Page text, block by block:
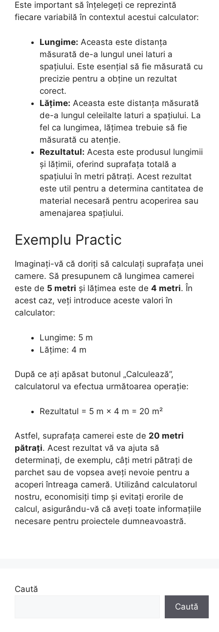
Este important să înțelegeți ce reprezintă
fiecare variabilă în contextul acestui calculator:
Lungime: Aceasta este distanța
măsurată de-a lungul unei laturi a
spațiului. Este esențial să fie măsurată cu
precizie pentru a obține un rezultat
corect.
Lățime: Aceasta este distanța măsurată
de-a lungul celeilalte laturi a spațiului. La
fel ca lungimea, lățimea trebuie să fie
măsurată cu atenție.
Rezultatul: Acesta este produsul lungimii
și lățimii, oferind suprafața totală a
spațiului în metri pătrați. Acest rezultat
este util pentru a determina cantitatea de
material necesară pentru acoperirea sau
amenajarea spațiului.
Exemplu Practic
Imaginați-vă că doriți să calculați suprafața unei
camere. Să presupunem că lungimea camerei
este de 5 metri și lățimea este de 4 metri. În
acest caz, veți introduce aceste valori în
calculator:
Lungime: 5 m
Lățime: 4 m
După ce ați apăsat butonul „Calculează”,
calculatorul va efectua următoarea operație:
Rezultatul = 5 m × 4 m = 20 m²
Astfel, suprafața camerei este de 20 metri
pătrați. Acest rezultat vă va ajuta să
determinați, de exemplu, câți metri pătrați de
parchet sau de vopsea aveți nevoie pentru a
acoperi întreaga cameră. Utilizând calculatorul
nostru, economisiți timp și evitați erorile de
calcul, asigurându-vă că aveți toate informațiile
necesare pentru proiectele dumneavoastră.
Caută
Caută